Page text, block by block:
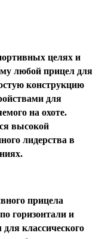
целях и
любой прицел для
конструкцию
для
на охоте.
высокой
лидерства в
прицела
горизонтали и
классического